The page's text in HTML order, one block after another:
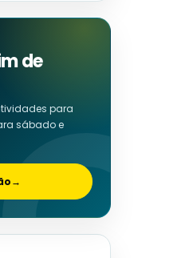
de
para
sábado e
→